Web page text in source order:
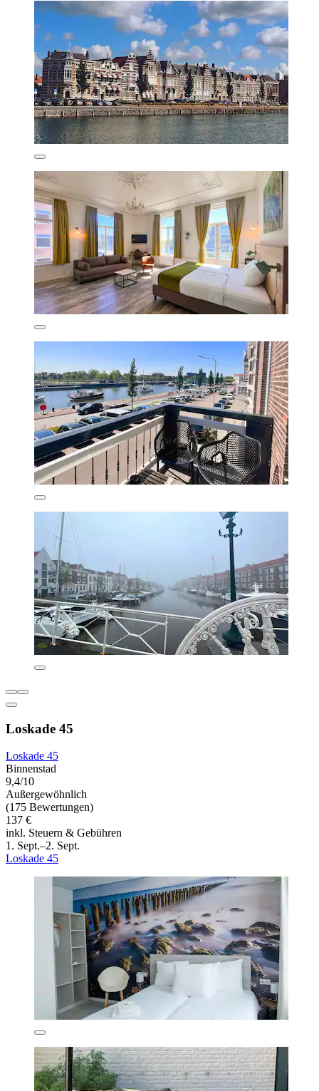
Loskade 45
Loskade 45
Binnenstad
9,4/10
Außergewöhnlich
(175 Bewertungen)
137 €
inkl. Steuern & Gebühren
1. Sept.–2. Sept.
Loskade 45